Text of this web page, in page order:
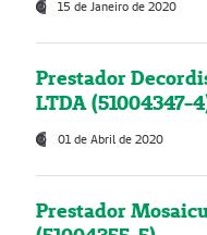
15 de Janeiro de 2020
Prestador
LTDA (51004347-
01 de Abril de 2020
Prestador